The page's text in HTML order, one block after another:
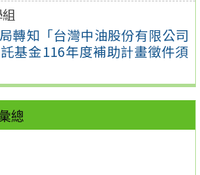
轉知「台灣中油股份有限公司
基金116年度補助計畫徵件須
總